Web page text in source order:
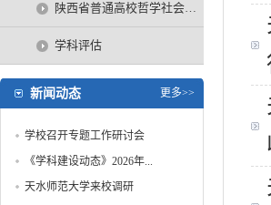
陕西省普通高校哲学社会科学特色学科项目
学科评估
更多>>
新闻动态
学校召开专题工作研讨会
《学科建设动态》2026年...
天水师范大学来校调研